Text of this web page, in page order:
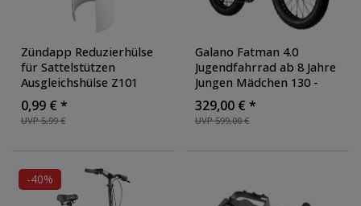
Zündapp Reduzierhülse
für Sattelstützen
Ausgleichshülse Z101
Green 1.0 Fahrrad E-Bike
Pedelec Adapter
UVP 5,99 €
0,99 € *
Galano Fatman 4.0
Jugendfahrrad ab 8 Jahre
Jungen Mädchen 130 -
145 cm 24 Zoll Kinder
Fahrrad Fatbike
Mountainbike MTB
UVP 599,00 €
329,00 € *
-40%